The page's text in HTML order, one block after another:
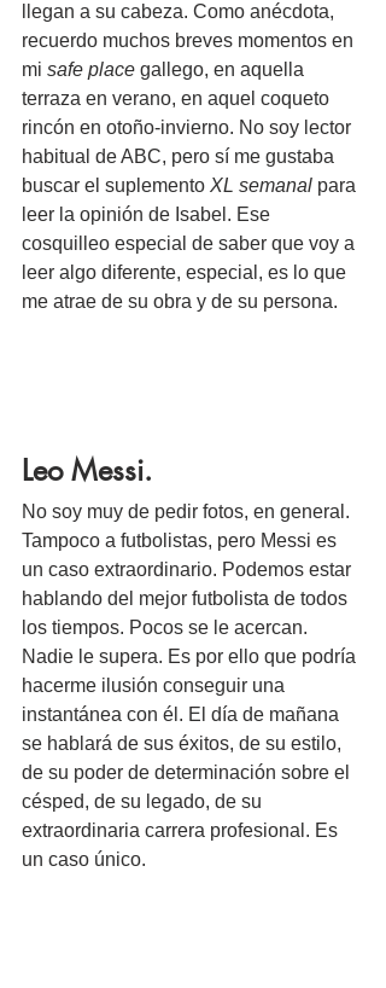
llegan a su cabeza. Como anécdota,
recuerdo muchos breves momentos en
mi safe place gallego, en aquella
terraza en verano, en aquel coqueto
rincón en otoño-invierno. No soy lector
habitual de ABC, pero sí me gustaba
buscar el suplemento XL semanal para
leer la opinión de Isabel. Ese
cosquilleo especial de saber que voy a
leer algo diferente, especial, es lo que
me atrae de su obra y de su persona.
Leo Messi.
No soy muy de pedir fotos, en general.
Tampoco a futbolistas, pero Messi es
un caso extraordinario. Podemos estar
hablando del mejor futbolista de todos
los tiempos. Pocos se le acercan.
Nadie le supera. Es por ello que podría
hacerme ilusión conseguir una
instantánea con él. El día de mañana
se hablará de sus éxitos, de su estilo,
de su poder de determinación sobre el
césped, de su legado, de su
extraordinaria carrera profesional. Es
un caso único.